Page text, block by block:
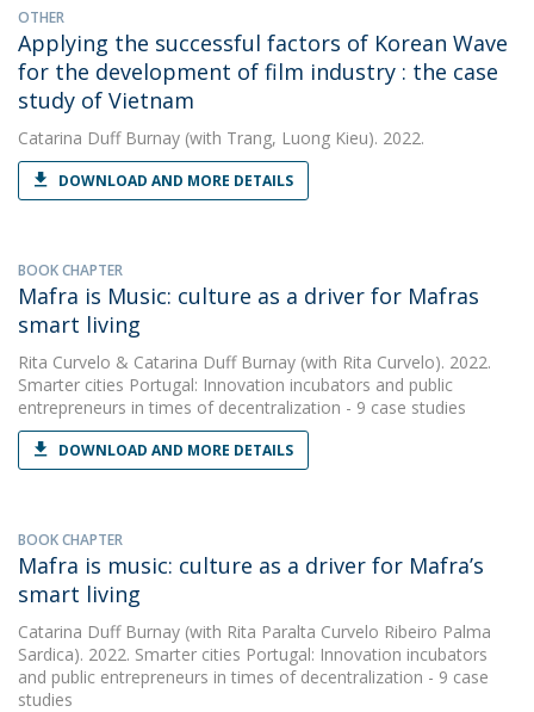
OTHER
Applying the successful factors of Korean Wave
for the development of film industry : the case
study of Vietnam
Catarina Duff Burnay (with Trang, Luong Kieu). 2022.
DOWNLOAD AND MORE DETAILS
BOOK CHAPTER
Mafra is Music: culture as a driver for Mafras
smart living
Rita Curvelo & Catarina Duff Burnay (with Rita Curvelo). 2022.
Smarter cities Portugal: Innovation incubators and public
entrepreneurs in times of decentralization - 9 case studies
DOWNLOAD AND MORE DETAILS
BOOK CHAPTER
Mafra is music: culture as a driver for Mafra’s
smart living
Catarina Duff Burnay (with Rita Paralta Curvelo Ribeiro Palma
Sardica). 2022. Smarter cities Portugal: Innovation incubators
and public entrepreneurs in times of decentralization - 9 case
studies